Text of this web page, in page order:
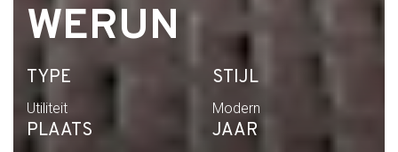
WERUN
TYPE
Utiliteit
STIJL
Modern
PLAATS JAAR